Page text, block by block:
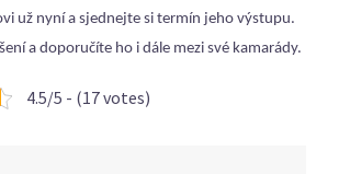
už nyní a sjednejte si termín jeho výstupu.
a doporučíte ho i dále mezi své kamarády.
4.5/5 - (17 votes)